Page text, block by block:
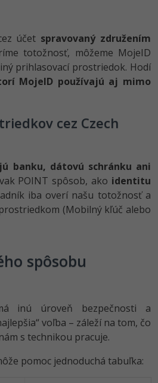
účet spravovaný združením
totožnosť, môžeme MojeID
prihlasovací prostriedok. Hodí
MojeID používajú aj mimo
cez Czech
banku, dátovú schránku ani
POINT spôsob, ako identitu
iba overí našu totožnosť a
(Mobilný kľúč alebo
spôsobu
inú úroveň bezpečnosti a
voľba – záleží na tom, čo
s technikou pracuje.
pomoc jednoduchá tabuľka: